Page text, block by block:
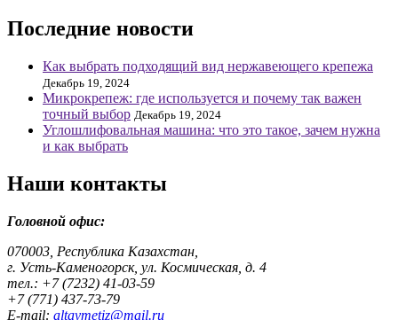
Последние новости
Как выбрать подходящий вид нержавеющего крепежа
Декабрь 19, 2024
Микрокрепеж: где используется и почему так важен
точный выбор Декабрь 19, 2024
Углошлифовальная машина: что это такое, зачем нужна
и как выбрать
Наши контакты
Головной офис:
070003, Республика Казахстан,
г. Усть-Каменогорск, ул. Космическая, д. 4
тел.: +7 (7232) 41-03-59
+7 (771) 437-73-79
E-mail: altaymetiz@mail.ru